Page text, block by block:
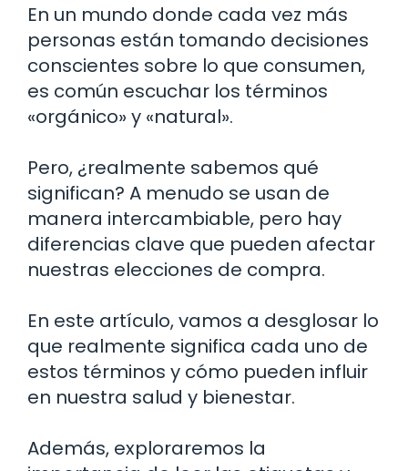
En un mundo donde cada vez más
personas están tomando decisiones
conscientes sobre lo que consumen,
es común escuchar los términos
«orgánico» y «natural».
Pero, ¿realmente sabemos qué
significan? A menudo se usan de
manera intercambiable, pero hay
diferencias clave que pueden afectar
nuestras elecciones de compra.
En este artículo, vamos a desglosar lo
que realmente significa cada uno de
estos términos y cómo pueden influir
en nuestra salud y bienestar.
Además, exploraremos la